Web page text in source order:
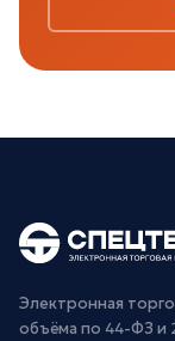
Электронная
объёма по 44-ФЗ и